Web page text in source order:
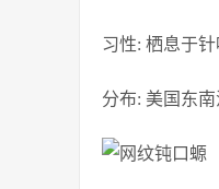
习性: 栖息于
分布: 美国东